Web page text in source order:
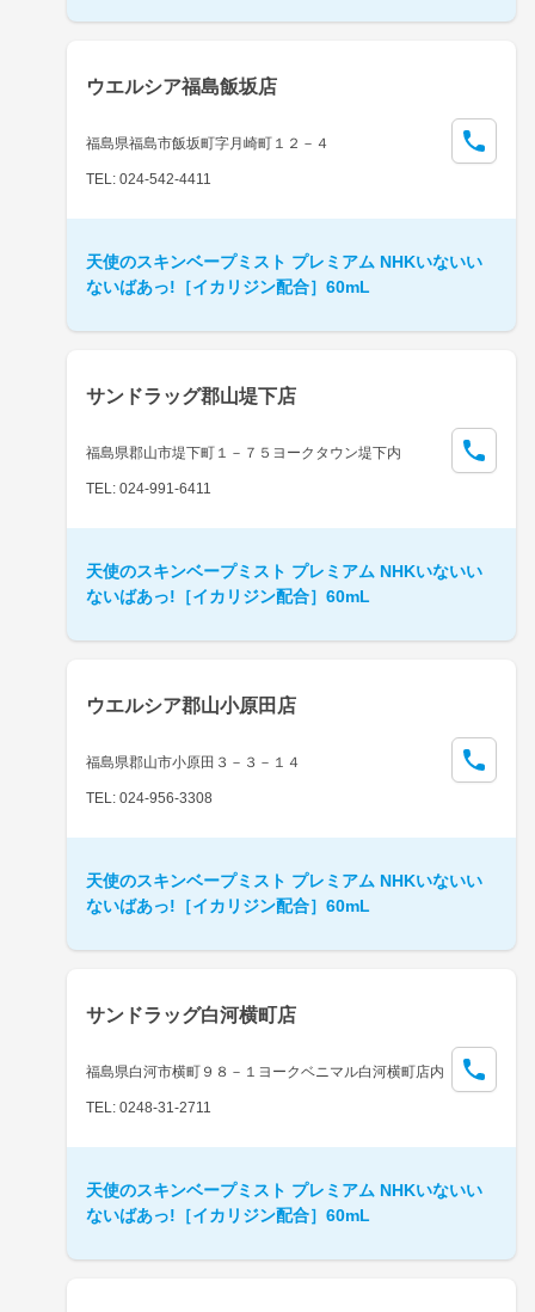
ウエルシア福島飯坂店
福島県福島市飯坂町字月崎町１２－４
TEL: 024-542-4411
天使のスキンベープミスト プレミアム NHKいないい
ないばあっ!［イカリジン配合］60mL
サンドラッグ郡山堤下店
福島県郡山市堤下町１－７５ヨークタウン堤下内
TEL: 024-991-6411
天使のスキンベープミスト プレミアム NHKいないい
ないばあっ!［イカリジン配合］60mL
ウエルシア郡山小原田店
福島県郡山市小原田３－３－１４
TEL: 024-956-3308
天使のスキンベープミスト プレミアム NHKいないい
ないばあっ!［イカリジン配合］60mL
サンドラッグ白河横町店
福島県白河市横町９８－１ヨークベニマル白河横町店内
TEL: 0248-31-2711
天使のスキンベープミスト プレミアム NHKいないい
ないばあっ!［イカリジン配合］60mL